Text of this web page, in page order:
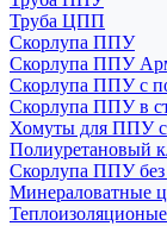
Труба ЦПП
Скорлупа ППУ
Скорлупа ППУ
Скорлупа ППУ с
Скорлупа ППУ в
Хомуты для ППУ
Полиуретановый
Скорлупа ППУ без
Минераловатные